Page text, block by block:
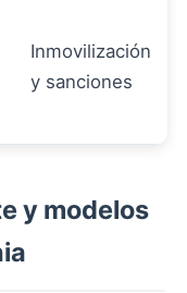
Inmovilización
y sanciones
y modelos